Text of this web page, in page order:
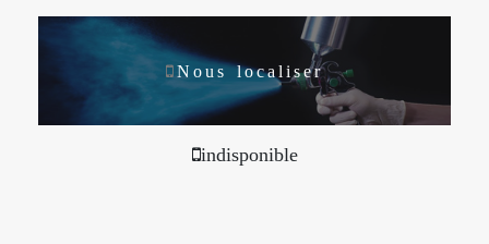
Nous localiser
indisponible